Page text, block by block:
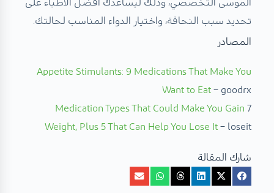
الموسى التخصصي، وذلك ليساعدك أفضل الأطباء على
تحديد سبب النحافة، واختيار الدواء المناسب لحالتك.
المصادر
Appetite Stimulants: 9 Medications That Make You
Want to Eat – goodrx
7
Medication Types That Could Make You Gain
Weight, Plus 5 That Can Help You Lose It – loseit
شارك المقالة